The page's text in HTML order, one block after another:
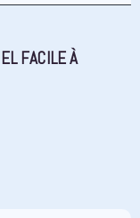
FACILE À